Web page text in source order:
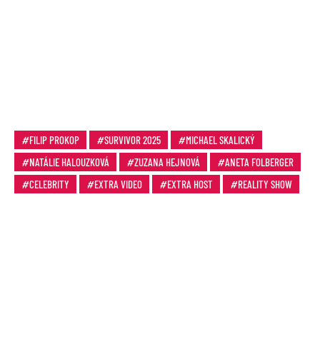
FILIP PROKOP SURVIVOR 2025
MICHAEL SKALICKÝ
NATÁLIE HALOUZKOVÁ
ZUZANA HEJNOVÁ
ANETA FOLBERGER
CELEBRITY
EXTRA VIDEO EXTRA HOST REALITY SHOW